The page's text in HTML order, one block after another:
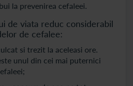
la prevenirea cefaleei.
de viata reduc considerabil
de cefalee:
si trezit la aceleasi ore.
unul din cei mai puternici